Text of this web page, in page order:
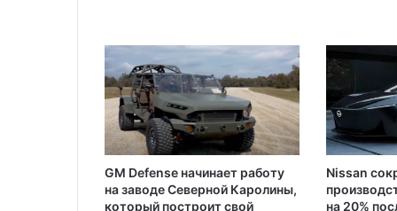
л
р
в
GM Defense начинает работу
на заводе Северной Каролины,
который построит свой
Nissan
на 20%